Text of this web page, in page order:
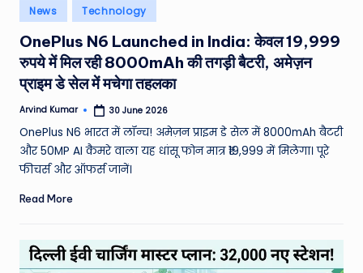
Posted
in
News Technology
OnePlus N6 Launched in India: केवल 19,999
रुपये में मिल रही 8000mAh की तगड़ी बैटरी, अमेज़न
प्राइम डे सेल में मचेगा तहलका
Posted
Arvind Kumar 30 June 2026
OnePlus N6 भारत में लॉन्च! अमेज़न प्राइम डे सेल में 8000mAh बैटरी
और 50MP AI कैमरे वाला यह धांसू फोन मात्र ₹19,999 में मिलेगा। पूरे
फीचर्स और ऑफर्स जानें।
Read More